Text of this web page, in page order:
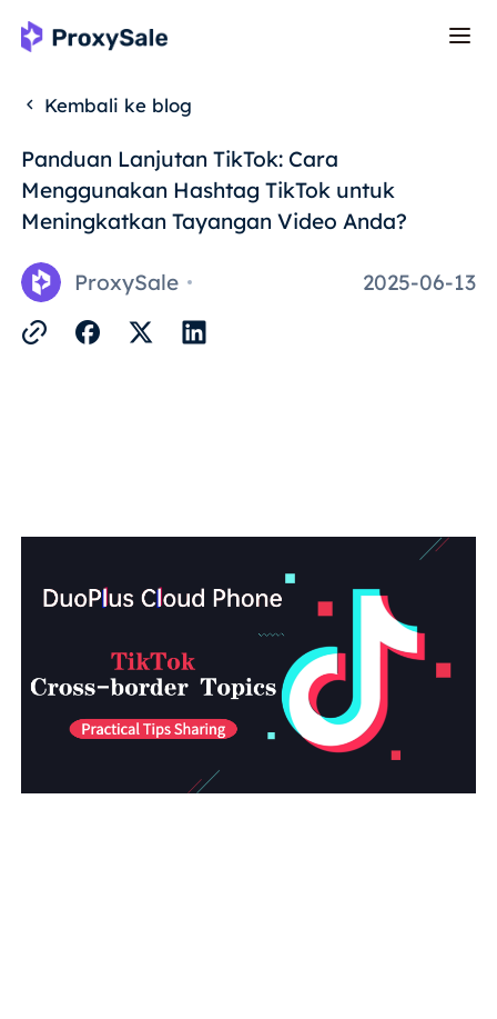
Kembali ke blog
Panduan Lanjutan TikTok: Cara
Menggunakan Hashtag TikTok untuk
Meningkatkan Tayangan Video Anda?
ProxySale 2025-06-13